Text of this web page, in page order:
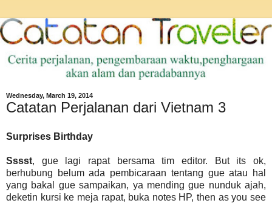
Wednesday, March 19, 2014
Catatan Perjalanan dari Vietnam 3
Surprises Birthday
Sssst, gue lagi rapat bersama tim editor. But its ok,
berhubung belum ada pembicaraan tentang gue atau hal
yang bakal gue sampaikan, ya mending gue nunduk ajah,
deketin kursi ke meja rapat, buka notes HP, then as you see